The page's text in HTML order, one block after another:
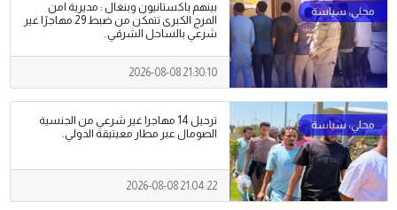
بينهم باكستانيون وبنغال : مديرية امن
المرج الكبرى تتمكن من ضبط 29 مهاجرًا غير
شرعي بالساحل الشرقي.
2026-08-08 21:30:10
ترحيل 14 مهاجرا غير شرعي من الجنسية
الصومال عبر مطار معيتيقة الدولي.
2026-08-08 21:04:22